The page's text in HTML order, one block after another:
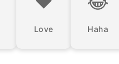
Love Haha